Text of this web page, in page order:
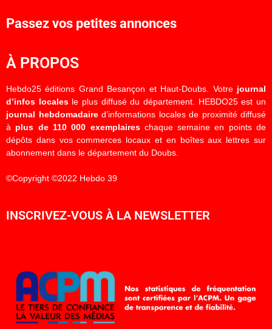
Passez vos petites annonces
À PROPOS
Hebdo25 éditions Grand Besançon et Haut-Doubs. Votre journal
d’infos localesle plus diffusé du département. HEBDO25 est un
journal hebdomadaired’informations locales de proximité diffusé
à plus de 110 000 exemplaireschaque semaine en points de
dépôts dans vos commerces locaux et en boîtes aux lettres sur
abonnement dans le département du Doubs.
©Copyright ©2022 Hebdo 39
INSCRIVEZ-VOUS À LA NEWSLETTER